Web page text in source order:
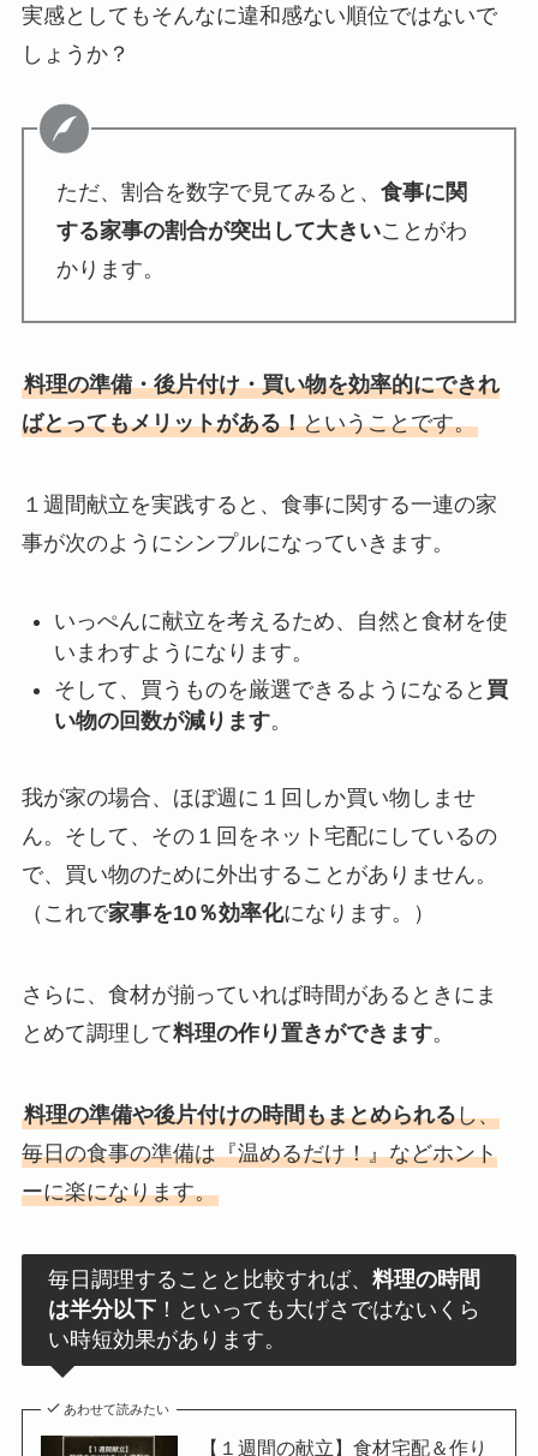
実感としてもそんなに違和感ない順位ではないで
しょうか？
ただ、割合を数字で見てみると、 食事に関
する家事の割合が突出して大きいことがわ
かります。
料理の準備・後片付け・買い物を効率的にできれ
ばとってもメリットがある！ということです。
１週間献立を実践すると、食事に関する一連の家
事が次のようにシンプルになっていきます。
いっぺんに献立を考えるため、自然と食材を使
いまわすようになります。
そして、買うものを厳選できるようになると 買
い物の回数が減ります。
我が家の場合、ほぼ週に１回しか買い物しませ
ん。そして、その１回をネット宅配にしているの
で、買い物のために外出することがありません。
（これで家事を10％効率化になります。）
さらに、食材が揃っていれば時間があるときにま
とめて調理して料理の作り置きができます。
料理の準備や後片付けの時間もまとめられるし、
毎日の食事の準備は『温めるだけ！』などホント
ーに楽になります。
毎日調理することと比較すれば、料理の時間
は半分以下 ！といっても大げさではないくら
い時短効果があります。
あわせて読みたい
【１週間の献立】食材宅配＆作り